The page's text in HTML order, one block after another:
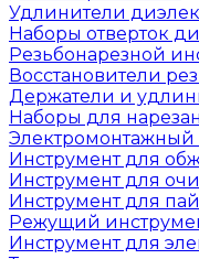
Удлинители
Наборы отверток
Резьбонарезной
Восстановители
Держатели и
Наборы для
Электромонтажный
Инструмент для
Инструмент для
Инструмент для
Режущий
Инструмент для